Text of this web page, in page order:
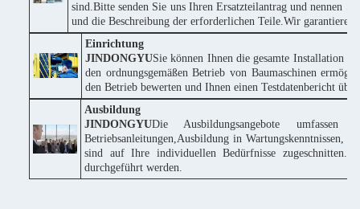
sind.Bitte senden Sie uns Ihren Ersatzteilantrag und nennen
und die Beschreibung der erforderlichen Teile.Wir
Einrichtung
JINDONGYUSie können Ihnen die gesamte Installation
den ordnungsgemäßen Betrieb von Baumaschinen
den Betrieb bewerten und Ihnen einen Testdatenbericht
Ausbildung
JINDONGYUDie Ausbildungsangebote
Betriebsanleitungen,Ausbildung in Wartungskenntnissen,
sind auf Ihre individuellen Bedürfnisse
durchgeführt werden.